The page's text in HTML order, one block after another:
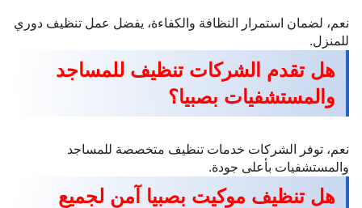
نعم، لضمان استمرار النظافة والكفاءة، يفضل عمل تنظيف دوري
للمنزل.
هل تقدم الشركات تنظيف للمساجد
والمستشفيات بصبيا؟
نعم، توفر الشركات خدمات تنظيف متخصصة للمساجد
والمستشفيات بأعلى جودة.
هل تنظيف موكيت بصبيا آمن لجميع